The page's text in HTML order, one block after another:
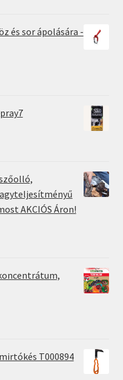
és sor ápolására -
AKCIÓS Áron!
T000894